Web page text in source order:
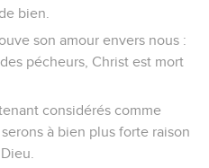
bien.
son amour envers nous :
pécheurs, Christ est mort
considérés comme
à bien plus forte raison